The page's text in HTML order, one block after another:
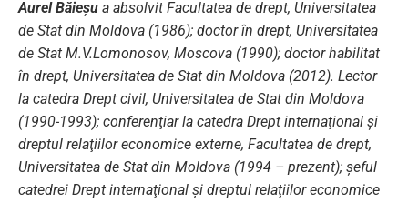
Aurel Băieșu a absolvit Facultatea de drept, Universitatea
de Stat din Moldova (1986); doctor în drept, Universitatea
de Stat M.V.Lomonosov, Moscova (1990); doctor habilitat
în drept, Universitatea de Stat din Moldova (2012). Lector
la catedra Drept civil, Universitatea de Stat din Moldova
(1990-1993); conferenţiar la catedra Drept internaţional şi
dreptul relaţiilor economice externe, Facultatea de drept,
Universitatea de Stat din Moldova (1994 – prezent); șeful
catedrei Drept internaţional şi dreptul relaţiilor economice